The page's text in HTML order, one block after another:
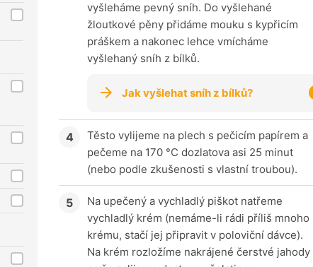
vyšleháme pevný sníh. Do vyšlehané
žloutkové pěny přidáme mouku s kypřicím
práškem a nakonec lehce vmícháme
vyšlehaný sníh z bílků.
Jak vyšlehat sníh z bílků?
Těsto vylijeme na plech s pečicím papírem a
pečeme na 170 °C dozlatova asi 25 minut
(nebo podle zkušenosti s vlastní troubou).
Na upečený a vychladlý piškot natřeme
vychladlý krém (nemáme-li rádi příliš mnoho
krému, stačí jej připravit v poloviční dávce).
Na krém rozložíme nakrájené čerstvé jahody